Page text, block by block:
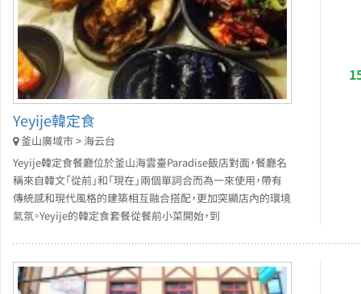
Yeyije韓定食
釜山廣域市 > 海云台
Yeyije韓定食餐廳位於釜山海雲臺Paradise飯店對面，餐廳名
稱來自韓文「從前」和「現在」兩個單詞合而為一來使用，帶有
傳統感和現代風格的建築相互融合搭配，更加突顯店內的環境
氣氛。Yeyije的韓定食套餐從餐前小菜開始，到